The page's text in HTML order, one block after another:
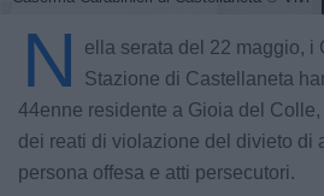
N
ella serata del 22 maggio, i
Stazione di Castellaneta
44enne residente a Gioia del
dei reati di violazione del divieto di
persona offesa e atti persecutori.